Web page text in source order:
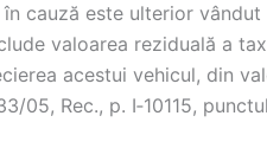
cauză este ulterior
valoarea reziduală a
acestui vehicul, din
05, Rec., p. I‑10115,